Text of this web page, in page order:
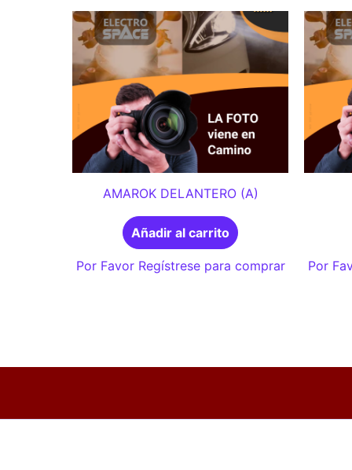
AMAROK DELANTERO (A)
Añadir al carrito
Por Favor Regístrese para comprar Por